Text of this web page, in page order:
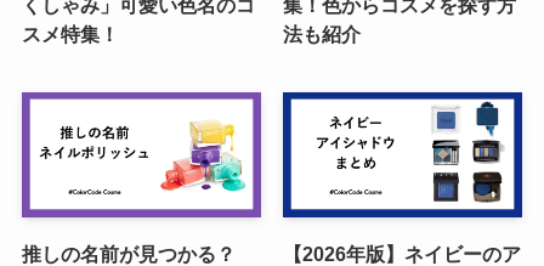
くしゃみ」可愛い色名のコ
スメ特集！
集！色からコスメを探す方
法も紹介
推しの名前が見つかる？
【2026年版】ネイビーのア